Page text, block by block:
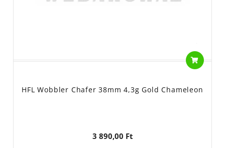
HFL Wobbler Chafer 38mm 4,3g Gold Chameleon
3 890,00 Ft